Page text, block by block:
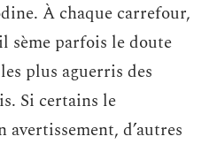
À chaque carrefour,
parfois le doute
plus aguerris des
Si certains le
d’autres